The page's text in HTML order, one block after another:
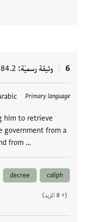
6 وثيقة رسميّة
Primary language
him to retrieve
government from a
from …
العلامات
caliph
decree
(+ 8 المزيد)